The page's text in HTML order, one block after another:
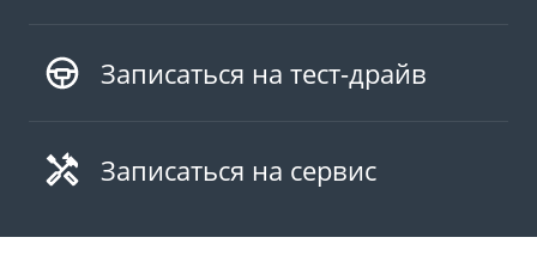
Записаться на тест-драйв
Записаться на сервис